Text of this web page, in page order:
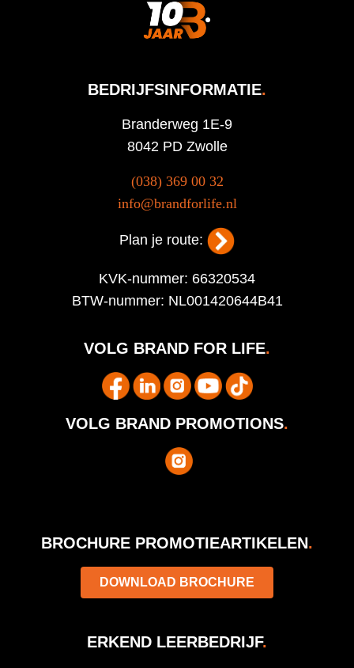
BEDRIJFSINFORMATIE.
Branderweg 1E-9
8042 PD Zwolle
(038) 369 00 32
info@brandforlife.nl
Plan je route:
KVK-nummer: 66320534
BTW-nummer: NL001420644B41
VOLG BRAND FOR LIFE.
VOLG BRAND PROMOTIONS.
BROCHURE PROMOTIEARTIKELEN.
DOWNLOAD BROCHURE
ERKEND LEERBEDRIJF.